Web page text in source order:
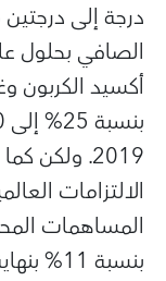
درجة إلى
أكسيد الكربون
2019. ولكن كما يشير
الالتزامات
المساهمات
بنسبة 11% بنهاية العقد الحالي.